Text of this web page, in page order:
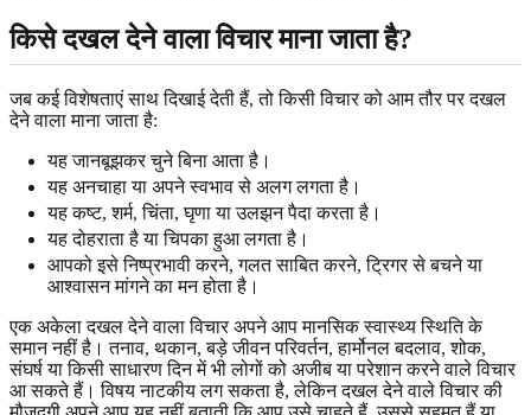
किसे दखल देने वाला विचार माना जाता है?
जब कई विशेषताएं साथ दिखाई देती हैं, तो किसी विचार को आम तौर पर दखल
देने वाला माना जाता है:
यह जानबूझकर चुने बिना आता है।
यह अनचाहा या अपने स्वभाव से अलग लगता है।
यह कष्ट, शर्म, चिंता, घृणा या उलझन पैदा करता है।
यह दोहराता है या चिपका हुआ लगता है।
आपको इसे निष्प्रभावी करने, गलत साबित करने, ट्रिगर से बचने या
आश्वासन मांगने का मन होता है।
एक अकेला दखल देने वाला विचार अपने आप मानसिक स्वास्थ्य स्थिति के
समान नहीं है। तनाव, थकान, बड़े जीवन परिवर्तन, हार्मोनल बदलाव, शोक,
संघर्ष या किसी साधारण दिन में भी लोगों को अजीब या परेशान करने वाले विचार
आ सकते हैं। विषय नाटकीय लग सकता है, लेकिन दखल देने वाले विचार की